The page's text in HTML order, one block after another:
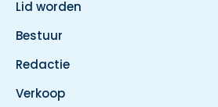
Lid worden
Bestuur
Redactie
Verkoop